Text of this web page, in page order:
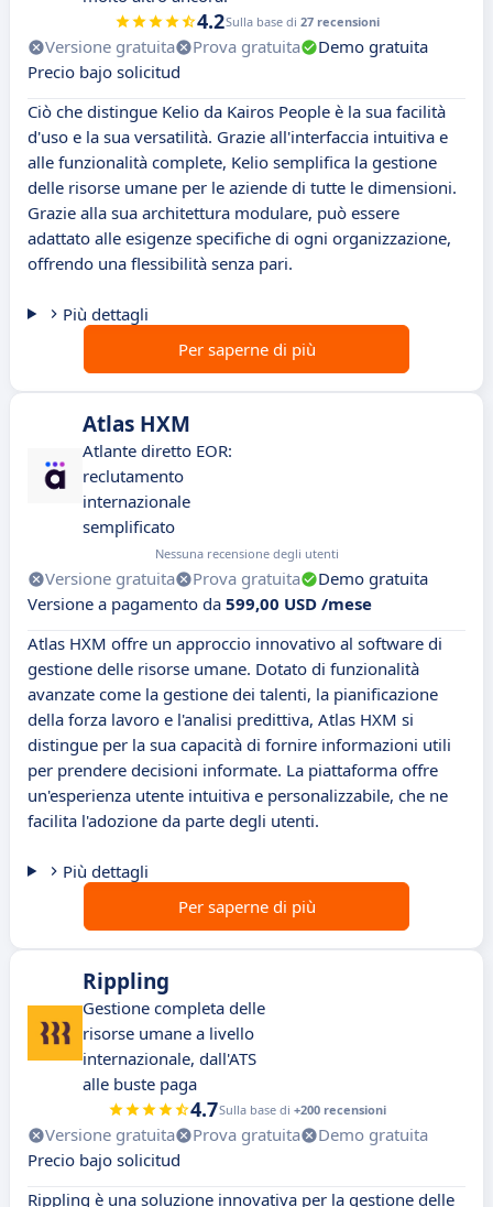
4.2Sulla base di 27 recensioni
Versione gratuita Prova gratuita
Demo gratuita
Precio bajo solicitud
Ciò che distingue Kelio da Kairos People è la sua facilità
d'uso e la sua versatilità. Grazie all'interfaccia intuitiva e
alle funzionalità complete, Kelio semplifica la gestione
delle risorse umane per le aziende di tutte le dimensioni.
Grazie alla sua architettura modulare, può essere
adattato alle esigenze specifiche di ogni organizzazione,
offrendo una flessibilità senza pari.
Più dettagli
Per saperne di più
Atlas HXM
Atlante diretto EOR:
reclutamento
internazionale
semplificato
Nessuna recensione degli utenti
Versione gratuita Prova gratuita
Demo gratuita
Versione a pagamento da 599,00 USD /mese
Atlas HXM offre un approccio innovativo al software di
gestione delle risorse umane. Dotato di funzionalità
avanzate come la gestione dei talenti, la pianificazione
della forza lavoro e l'analisi predittiva, Atlas HXM si
distingue per la sua capacità di fornire informazioni utili
per prendere decisioni informate. La piattaforma offre
un'esperienza utente intuitiva e personalizzabile, che ne
facilita l'adozione da parte degli utenti.
Più dettagli
Per saperne di più
Rippling
Gestione completa delle
risorse umane a livello
internazionale, dall'ATS
alle buste paga
4.7Sulla base di +200 recensioni
Versione gratuita Prova gratuita
Demo gratuita
Precio bajo solicitud
Rippling è una soluzione innovativa per la gestione delle